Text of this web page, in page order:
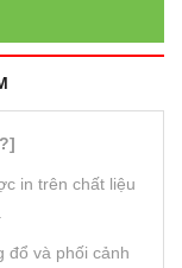
in trên chất liệu
đổ và phối cảnh